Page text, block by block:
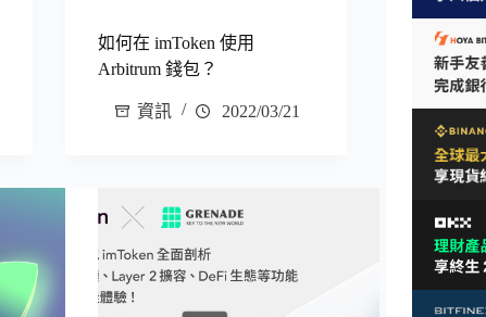
如何在 imToken 使用
Arbitrum 錢包？
資訊 2022/03/21